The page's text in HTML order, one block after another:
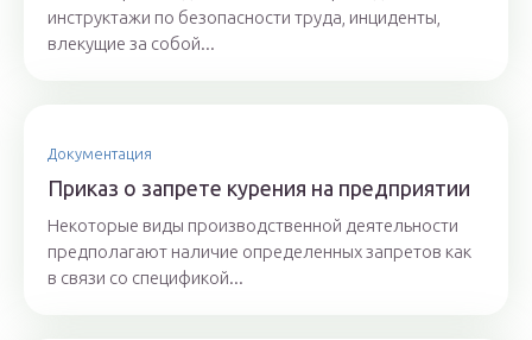
инструктажи по безопасности труда, инциденты,
влекущие за собой...
Документация
Приказ о запрете курения на предприятии
Некоторые виды производственной деятельности
предполагают наличие определенных запретов как
в связи со спецификой...